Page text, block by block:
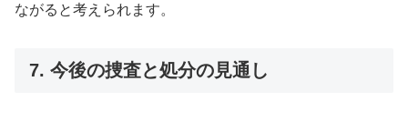
ながると考えられます。
7. 今後の捜査と処分の見通し